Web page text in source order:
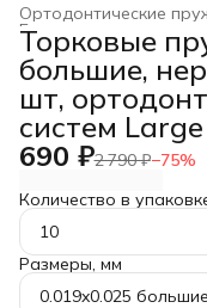
Ортодонтические
Главная
Торковые
большие,
шт,
систем
690 ₽2 790 ₽−75%
Количество в
10
Размеры, мм
0.019x0.025 большие